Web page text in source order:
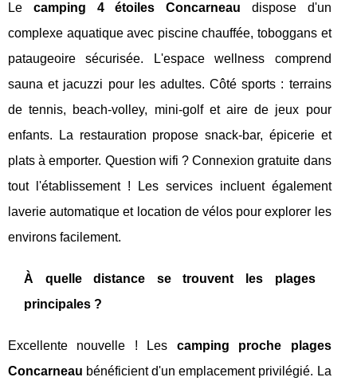
Le camping 4 étoiles Concarneau dispose d'un
complexe aquatique avec piscine chauffée, toboggans et
pataugeoire sécurisée. L'espace wellness comprend
sauna et jacuzzi pour les adultes. Côté sports : terrains
de tennis, beach-volley, mini-golf et aire de jeux pour
enfants. La restauration propose snack-bar, épicerie et
plats à emporter. Question wifi ? Connexion gratuite dans
tout l'établissement ! Les services incluent également
laverie automatique et location de vélos pour explorer les
environs facilement.
À quelle distance se trouvent les plages
principales ?
Excellente nouvelle ! Les camping proche plages
Concarneau bénéficient d'un emplacement privilégié. La